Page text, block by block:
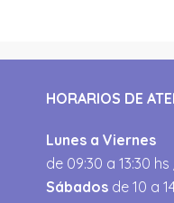
HORARIOS DE
Lunes a Viernes
de 09:30 a 13:30
Sábados de 10 a